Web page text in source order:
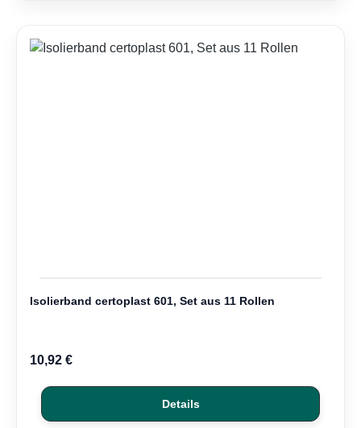
Isolierband certoplast 601, Set aus 11 Rollen
10,92 €
Details